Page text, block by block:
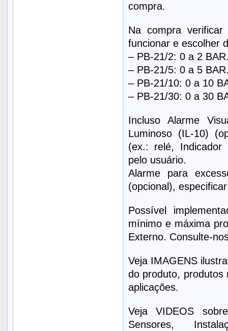
compra.
Na compra
funcionar e escolher
– PB-21/2: 0 a 2
– PB-21/5: 0 a 5
– PB-21/10: 0 a 10
– PB-21/30: 0 a 30
Incluso Alarme
Luminoso (IL-10)
(ex.: relé, Indicador
pelo usuário.
Alarme para
(opcional),
Possível
mínimo e máxima
Externo. Consulte-
Veja IMAGENS
do produto, produtos
aplicações.
Veja VIDEOS
Sensores,